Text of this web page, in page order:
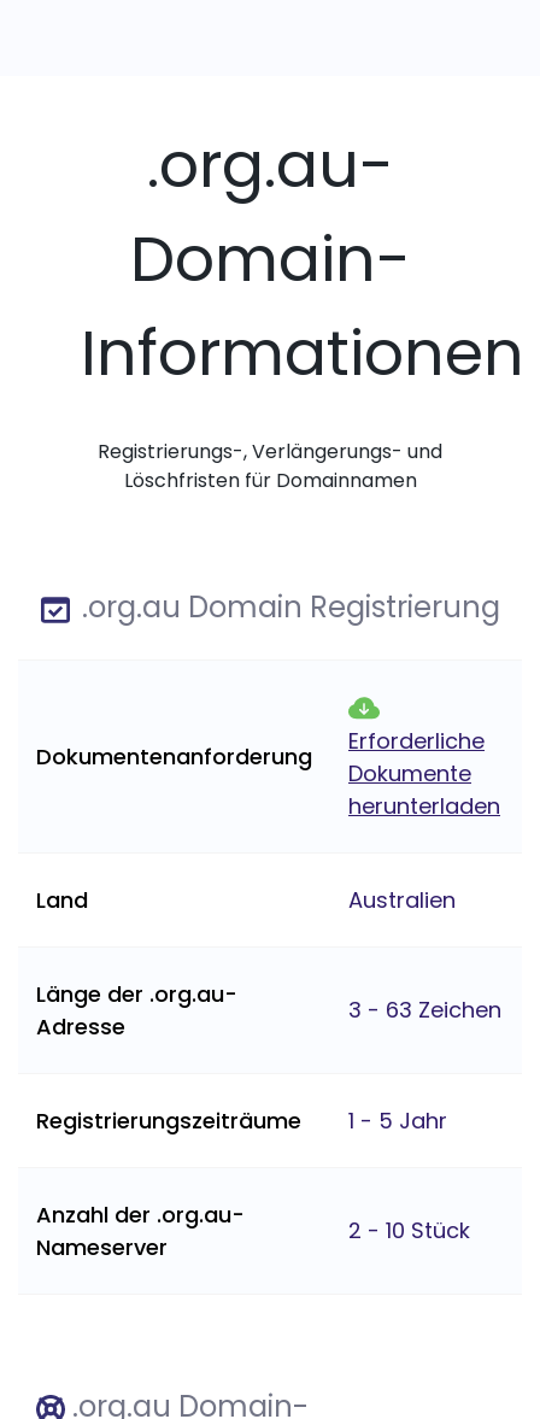
.org.au-
Domain-
Informationen
Registrierungs-, Verlängerungs- und
Löschfristen für Domainnamen
.org.au Domain Registrierung
Dokumentenanforderung
Erforderliche
Dokumente
herunterladen
Land Australien
Länge der .org.au-
Adresse
3 - 63 Zeichen
Registrierungszeiträume 1 - 5 Jahr
Anzahl der .org.au-
Nameserver
2 - 10 Stück
.org.au Domain-